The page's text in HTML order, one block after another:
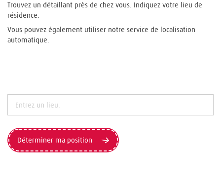
Trouvez un détaillant près de chez vous. Indiquez votre lieu de
résidence.
Vous pouvez également utiliser notre service de localisation
automatique.
Déterminer ma position